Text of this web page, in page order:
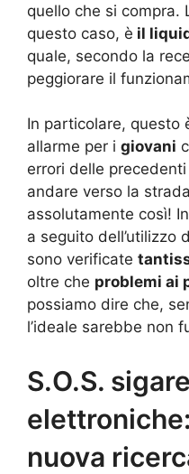
quello che si compra.
questo caso, è il
quale, secondo la
peggiorare il
In particolare, questo
allarme per i giovani
errori delle
andare verso la
assolutamente così!
a seguito dell’utilizzo
sono verificate
oltre che problemi ai
possiamo dire che,
l’ideale sarebbe non
S.O.S.
nuova